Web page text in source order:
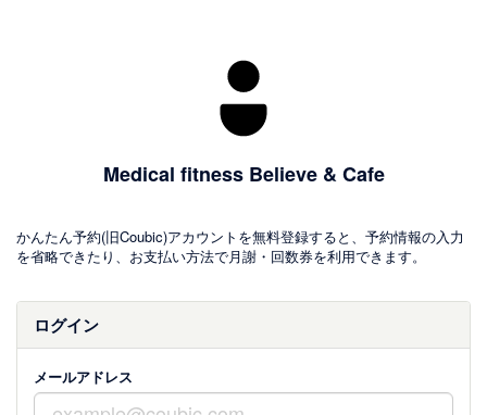
Medical fitness Believe & Cafe
かんたん予約(旧Coubic)アカウントを無料登録すると、予約情報の入力
を省略できたり、お支払い方法で月謝・回数券を利用できます。
ログイン
メールアドレス